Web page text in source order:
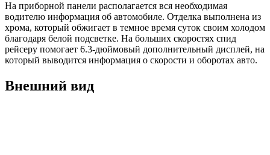
На приборной панели располагается вся необходимая
водителю информация об автомобиле. Отделка выполнена из
хрома, который обжигает в темное время суток своим холодом
благодаря белой подсветке. На больших скоростях спид
рейсеру помогает 6.3-дюймовый дополнительный дисплей, на
который выводится информация о скорости и оборотах авто.
Внешний вид